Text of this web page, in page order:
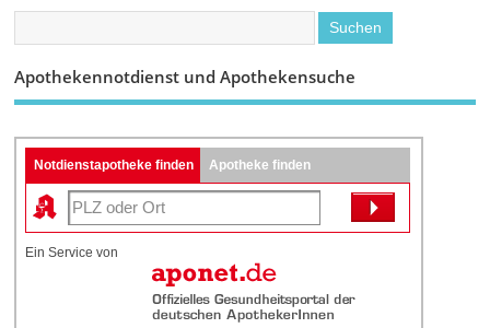
Apothekennotdienst und Apothekensuche
Notdienstapotheke finden Apotheke finden
Ein Service von